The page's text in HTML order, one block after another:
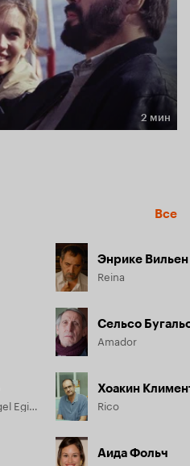
2 мин
Все
Энрике Вильен
Reina
Сельсо
Amador
Хоакин
Rico
Аида Фольч